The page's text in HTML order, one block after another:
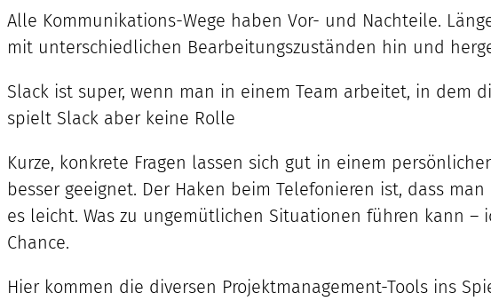
Alle Kommunikations-Wege haben Vor- und Nachteile.
mit unterschiedlichen Bearbeitungszuständen hin und
Slack ist super, wenn man in einem Team arbeitet, in dem
spielt Slack aber keine Rolle
Kurze, konkrete Fragen lassen sich gut in einem
besser geeignet. Der Haken beim Telefonieren ist, dass
es leicht. Was zu ungemütlichen Situationen führen kann –
Chance.
Hier kommen die diversen Projektmanagement-Tools ins